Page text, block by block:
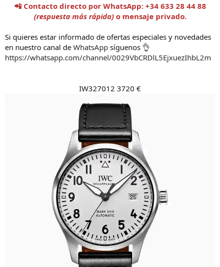
📲 Contacto directo por WhatsApp: +34 633 28 44 88
(respuesta más rápida)o mensaje privado.
Si quieres estar informado de ofertas especiales y novedades
en nuestro canal de WhatsApp síguenos 👌
https://whatsapp.com/channel/0029VbCRDlL5EjxuezIhbL2m
IW327012 3720 €